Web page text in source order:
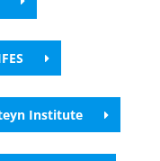
Institute